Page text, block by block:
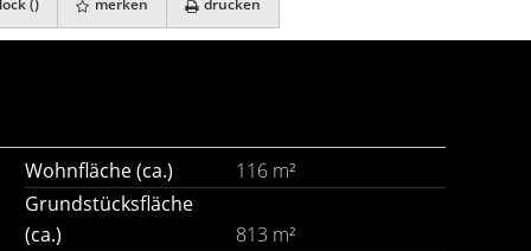
() merken drucken
Wohnfläche (ca.)
116 m²
Grundstücksfläche
(ca.)
813 m²